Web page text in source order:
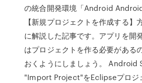
の統合開発環境「Android
【新規プロジェクトを作成する】
に解説した記事です。アプリを開
はプロジェクトを作る必要がある
おくようにしましょう。 Android
"Import Project"をEclipseプロジ